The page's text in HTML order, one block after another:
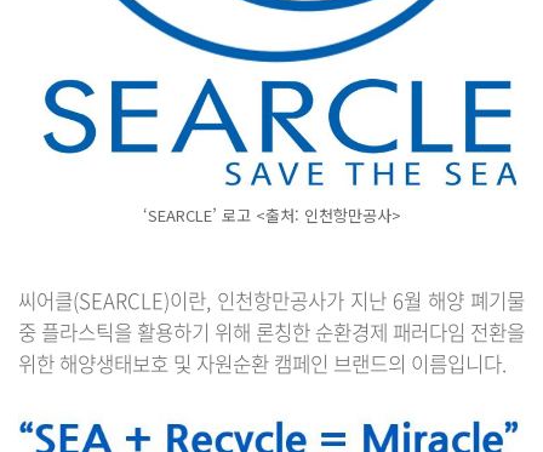
‘SEARCLE’ 로고 <출처: 인천항만공사>
씨어클(SEARCLE)이란, 인천항만공사가 지난 6월 해양 폐기물
중 플라스틱을 활용하기 위해 론칭한 순환경제 패러다임 전환을
위한 해양생태보호 및 자원순환 캠페인 브랜드의 이름입니다.